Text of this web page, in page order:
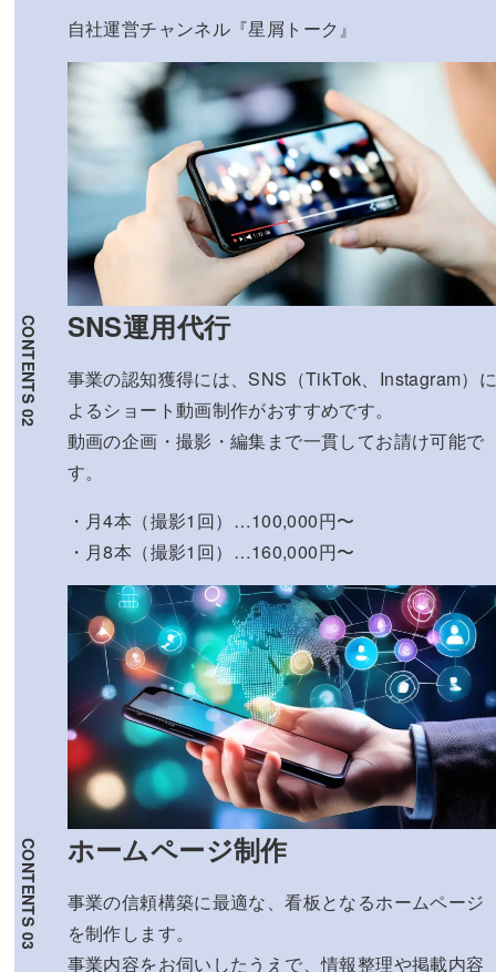
自社運営チャンネル『星屑トーク』
SNS運用代行
事業の認知獲得には、SNS（TikTok、Instagram）
よるショート動画制作がおすすめです。
動画の企画・撮影・編集まで一貫してお請け可能で
す。
・月4本（撮影1回）…100,000円〜
・月8本（撮影1回）…160,000円〜
ホームページ制作
事業の信頼構築に最適な、看板となるホームページ
を制作します。
事業内容をお伺いしたうえで、情報整理や掲載内容